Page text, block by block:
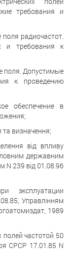
требования и
радиочастот.
и требования к
поля. Допустимые
к проведению
обеспечение в
визначення;
від впливу
державним
N 239 від 01.08.96
эксплуатации
Управлінням
1989
частотой 50
СРСР 17.01.85 N